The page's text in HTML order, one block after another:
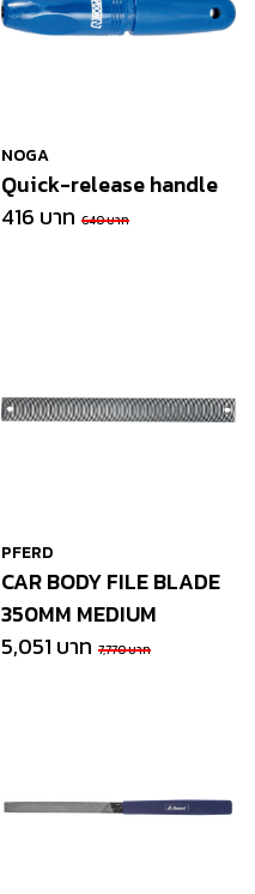
NOGA
Quick-release handle
416 บาท 640 บาท
PFERD
CAR BODY FILE BLADE
350MM MEDIUM
5,051 บาท 7,770 บาท